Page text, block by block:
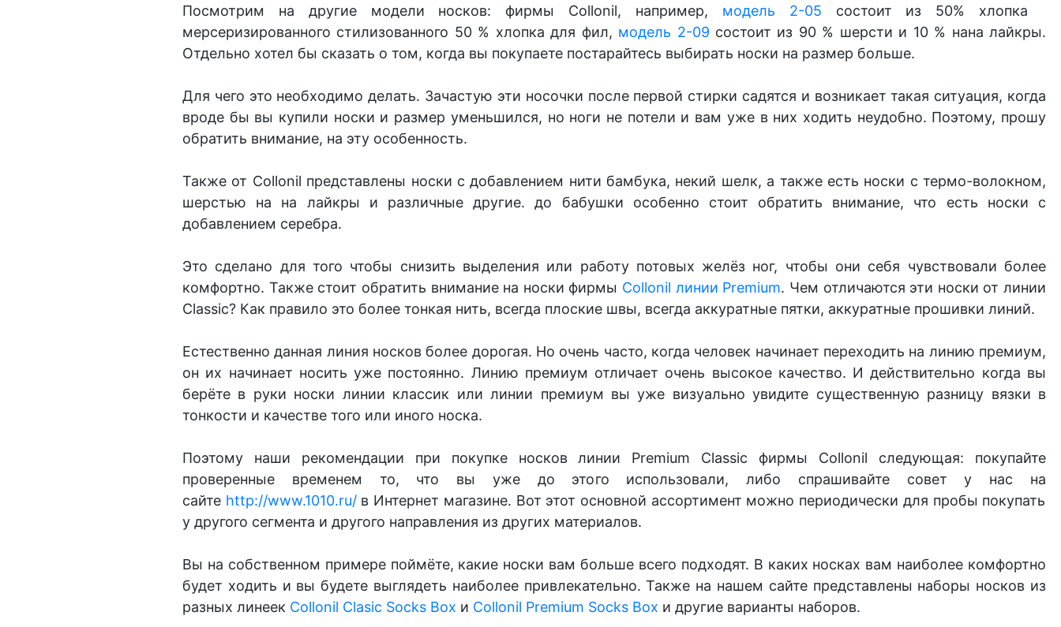
Посмотрим на другие модели носков: фирмы Collonil, например, модель 2-05 состоит из 50% хлопка
мерсеризированного стилизованного 50 % хлопкадля фил, модель 2-09 состоит из 90 % шерсти и 10 % нана лайкры.
Отдельно хотел бы сказать о том, когда вы покупаете постарайтесь выбирать носки на размер больше.
Для чего это необходимо делать. Зачастую эти носочки после первой стирки садятся и возникает такая ситуация, когда
вроде бы вы купили носки и размер уменьшился, но ноги не потели и вам уже в них ходить неудобно. Поэтому, прошу
обратить внимание, на эту особенность.
Также от Collonil представлены носки с добавлением нити бамбука, некий шелк, а также есть носки с термо-волокном,
шерстью на на лайкры и различные другие. до бабушки особенно стоит обратить внимание, что есть носки с
добавлением серебра.
Это сделано для того чтобы снизить выделения или работу потовых желёз ног, чтобы они себя чувствовали более
комфортно. Также стоит обратить внимание на носки фирмы Collonil линии Premium. Чем отличаются эти носки от линии
Classic? Как правило это более тонкая нить, всегда плоские швы, всегда аккуратные пятки, аккуратные прошивки линий.
Естественно данная линия носков более дорогая. Но очень часто, когда человек начинает переходить на линию премиум,
он их начинает носить уже постоянно. Линию премиум отличает очень высокое качество. И действительно когда вы
берёте в руки носки линии классик или линии премиум вы уже визуально увидите существенную разницу вязки в
тонкости и качестве того или иного носка.
Поэтому наши рекомендации при покупке носков линии Premium Classic фирмы Collonil следующая: покупайте
проверенные временем то, что вы уже до этого использовали, либо спрашивайте совет у нас на
сайте http://www.1010.ru/в Интернет магазине. Вот этот основной ассортимент можно периодически для пробы покупать
у другого сегмента и другого направления из других материалов.
Вы на собственном примере поймёте, какие носки вам больше всего подходят. В каких носках вам наиболее комфортно
будет ходить и вы будете выглядеть наиболее привлекательно. Также на нашем сайте представлены наборы носков из
разных линеек Collonil Clasic Socks Box и Collonil Premium Socks Box и другие варианты наборов.